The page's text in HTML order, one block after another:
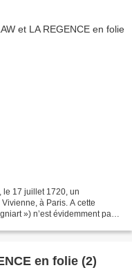
le 17 juillet 1720, un
à Paris. A cette
») n’est évidemment pas
en folie (2)